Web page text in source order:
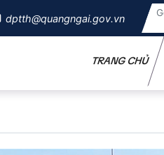
dptth@quangngai.gov.vn
TRANG CHỦ